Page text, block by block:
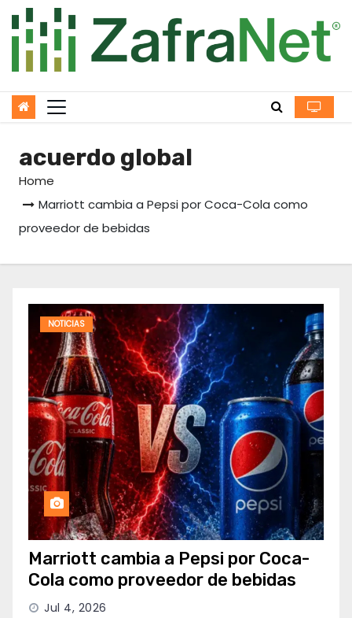
to
content
acuerdo global
Home
Marriott cambia a Pepsi por Coca-Cola como
proveedor de bebidas
NOTICIAS
Marriott cambia a Pepsi por Coca-
Cola como proveedor de bebidas
Jul 4, 2026